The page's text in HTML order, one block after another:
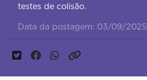
testes de colisão.
Data da postagem: 03/09/2025